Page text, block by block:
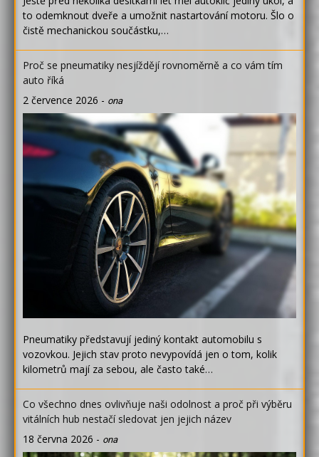
to odemknout dveře a umožnit nastartování motoru. Šlo o
čistě mechanickou součástku,…
Proč se pneumatiky nesjíždějí rovnoměrně a co vám tím
auto říká
2 července 2026 - ona
Pneumatiky představují jediný kontakt automobilu s
vozovkou. Jejich stav proto nevypovídá jen o tom, kolik
kilometrů mají za sebou, ale často také…
Co všechno dnes ovlivňuje naši odolnost a proč při výběru
vitálních hub nestačí sledovat jen jejich název
18 června 2026 - ona